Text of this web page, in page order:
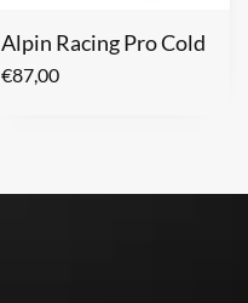
Alpin Racing Pro Cold
€87,00